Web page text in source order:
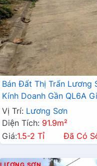
Bán Đất Thị Trấn Lương
Kính Doanh Gần QL6A
Vị Trí: Lương Sơn
Diện Tích: 91.9m²
Giá:1.5-2 Tỉ Đã Có